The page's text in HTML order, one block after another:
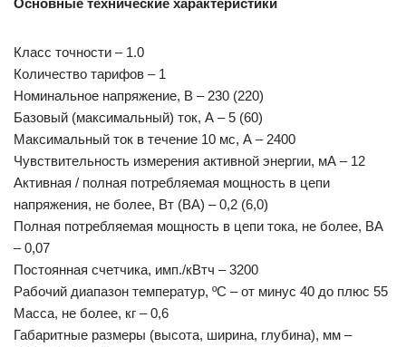
Основные технические характеристики
Класс точности – 1.0
Количество тарифов – 1
Номинальное напряжение, В – 230 (220)
Базовый (максимальный) ток, А – 5 (60)
Максимальный ток в течение 10 мс, А – 2400
Чувствительность измерения активной энергии, мА – 12
Активная / полная потребляемая мощность в цепи
напряжения, не более, Вт (ВА) – 0,2 (6,0)
Полная потребляемая мощность в цепи тока, не более, ВА
– 0,07
Постоянная счетчика, имп./кВтч – 3200
Рабочий диапазон температур, ºС – от минус 40 до плюс 55
Масса, не более, кг – 0,6
Габаритные размеры (высота, ширина, глубина), мм –